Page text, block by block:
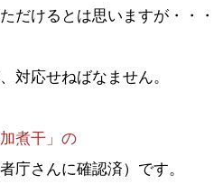
だけるとは思いますが・・・
対応せねばなません。
煮干」の
者庁さんに確認済）です。